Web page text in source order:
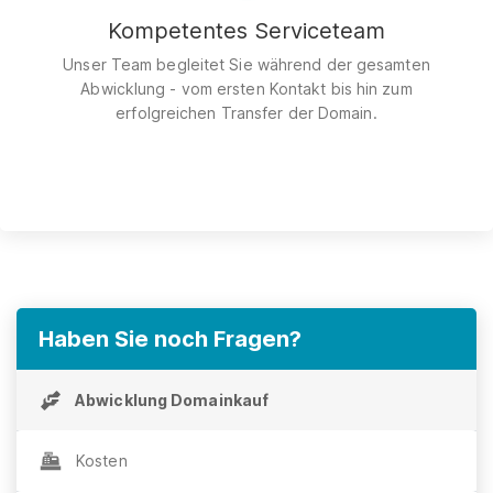
Kompetentes Serviceteam
Unser Team begleitet Sie während der gesamten
Abwicklung - vom ersten Kontakt bis hin zum
erfolgreichen Transfer der Domain.
Haben Sie noch Fragen?
Abwicklung Domainkauf
Kosten